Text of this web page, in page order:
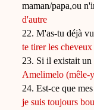
maman/papa,ou
d'autre
22. M'as-tu déjà
te tirer les
23. Si il existait
Amelimelo (mêle-
24. Est-ce que
je suis toujours